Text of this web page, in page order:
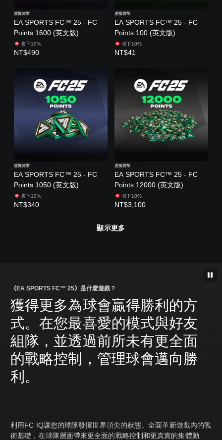
EA SPORTS FC™ 25 - FC
Points 1600 (英文版)
虛擬貨幣
省下10%
NT$490
EA SPORTS FC™ 25 - FC
Points 100 (英文版)
虛擬貨幣
省下10%
NT$41
EA SPORTS FC™ 25 - FC
Points 1050 (英文版)
虛擬貨幣
省下10%
NT$340
EA SPORTS FC™ 25 - FC
Points 12000 (英文版)
虛擬貨幣
省下10%
NT$3,100
顯示更多
《EA SPORTS FC™ 25》是什麼遊戲？
獲得更多為球會贏得勝利的方
式。在您最喜愛的模式與好友
組隊，並透過前所未有更全面
的戰略控制，管理球會邁向勝
利。
利用FC IQ讓您的球隊發揮世界頂尖的狀態。全面革新遊戲內的戰
術基礎，在球隊層面帶來更全面的戰略控制和更真實的集體動